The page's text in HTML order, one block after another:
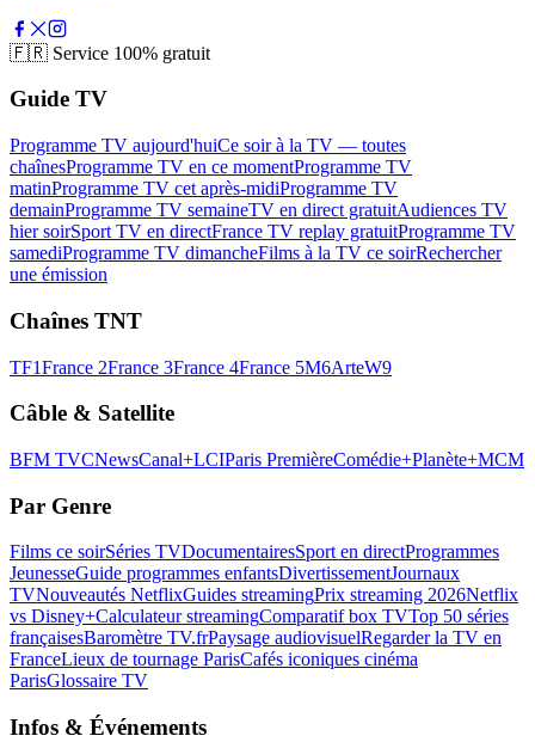
🇫🇷 Service 100% gratuit
Guide TV
Programme TV aujourd'huiCe soir à la TV — toutes
chaînesProgramme TV en ce momentProgramme TV
matinProgramme TV cet après-midiProgramme TV
demainProgramme TV semaineTV en direct gratuitAudiences TV
hier soirSport TV en directFrance TV replay gratuitProgramme TV
samediProgramme TV dimancheFilms à la TV ce soirRechercher
une émission
Chaînes TNT
TF1France 2France 3France 4France 5M6ArteW9
Câble & Satellite
BFM TVCNewsCanal+LCIParis PremièreComédie+Planète+MCM
Par Genre
Films ce soirSéries TVDocumentairesSport en directProgrammes
JeunesseGuide programmes enfantsDivertissementJournaux
TVNouveautés NetflixGuides streamingPrix streaming 2026Netflix
vs Disney+Calculateur streamingComparatif box TVTop 50 séries
françaisesBaromètre TV.frPaysage audiovisuelRegarder la TV en
FranceLieux de tournage ParisCafés iconiques cinéma
ParisGlossaire TV
Infos & Événements